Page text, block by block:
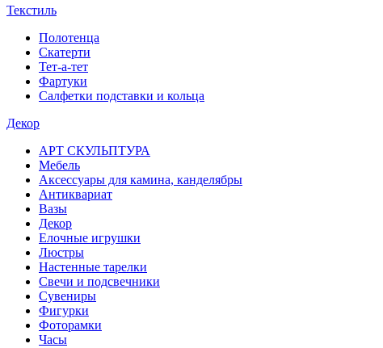
Текстиль
Полотенца
Скатерти
Тет-а-тет
Фартуки
Салфетки подставки и кольца
Декор
АРТ СКУЛЬПТУРА
Мебель
Аксессуары для камина, канделябры
Антиквариат
Вазы
Декор
Елочные игрушки
Люстры
Настенные тарелки
Свечи и подсвечники
Сувениры
Фигурки
Фоторамки
Часы